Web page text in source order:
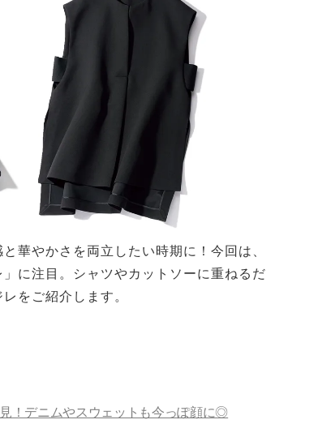
華やかさを両立したい時期に！今回は、
に注目。シャツやカットソーに重ねるだ
をご紹介します。
！デニムやスウェットも今っぽ顔に◎